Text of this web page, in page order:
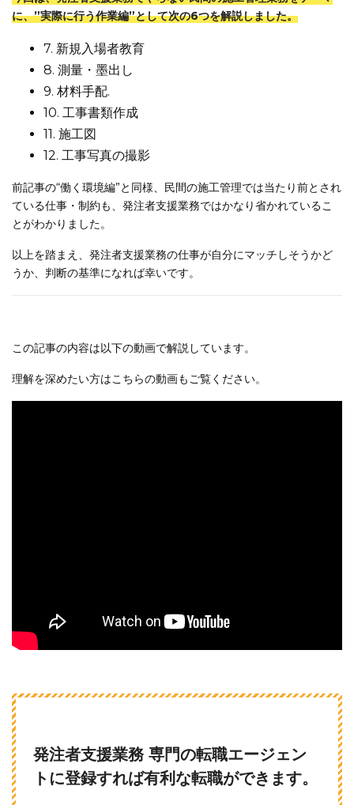
に、”実際に行う作業編”として次の6つを解説しました。
7. 新規入場者教育
8. 測量・墨出し
9. 材料手配.
10. 工事書類作成
11. 施工図
12. 工事写真の撮影
前記事の“働く環境編”と同様、民間の施工管理では当たり前とされ
ている仕事・制約も、発注者支援業務ではかなり省かれているこ
とがわかりました。
以上を踏まえ、発注者支援業務の仕事が自分にマッチしそうかど
うか、判断の基準になれば幸いです。
この記事の内容は以下の動画で解説しています。
理解を深めたい方はこちらの動画もご覧ください。
発注者支援業務 専門の転職エージェン
トに登録すれば有利な転職ができます。